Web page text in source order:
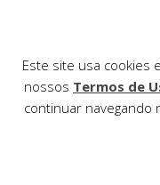
Este site usa cookies
nossos Termos de
continuar navegando